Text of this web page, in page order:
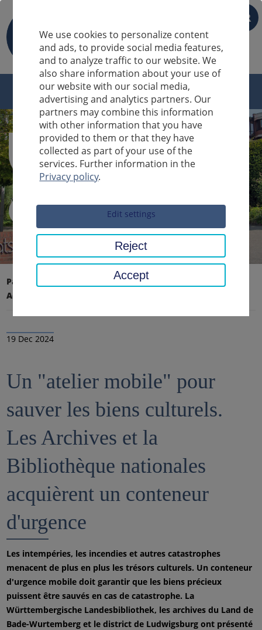
FR
Sucheingabe
Page d'accueil
Conseil régional, district
Actualités
19 Dec 2024
Un "atelier mobile" pour
sauver les biens culturels.
Les Archives et la
Bibliothèque nationales
acquièrent un conteneur
d'urgence
Les intempéries, les incendies et autres catastrophes
menacent de plus en plus les trésors culturels. Un conteneur
d'urgence mobile doit garantir que les biens précieux
puissent être sauvés en cas de catastrophe. La
Württembergische Landesbibliothek, les archives du Land de
Bade-Wurtemberg et le district de Ludwigsburg ont présenté
We use cookies to personalize content
and ads, to provide social media features,
and to analyze traffic to our website. We
also share information about your use of
our website with our social media,
advertising and analytics partners. Our
partners may combine this information
with other information that you have
provided to them or that they have
collected as part of your use of the
services. Further information in the
Privacy policy.
Edit settings
Reject
Accept